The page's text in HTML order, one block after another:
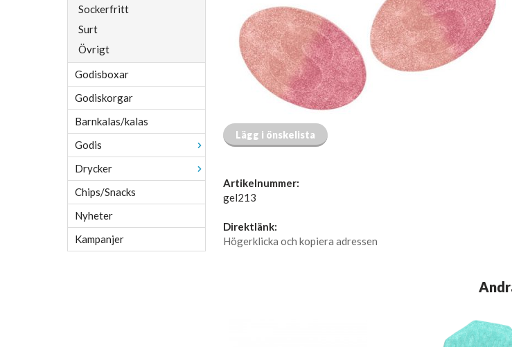
Sockerfritt
Surt
Övrigt
Godisboxar
Godiskorgar
Barnkalas/kalas
Godis
Drycker
Chips/Snacks
Nyheter
Kampanjer
Lägg i önskelista
Artikelnummer:
gel213
Direktlänk:
Högerklicka och kopiera adressen